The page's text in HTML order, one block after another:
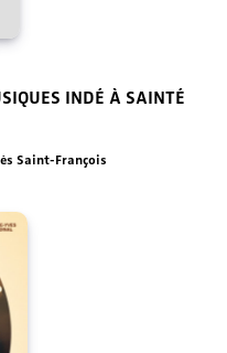
INDÉ À SAINTÉ
Saint-François